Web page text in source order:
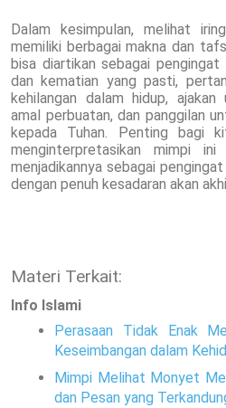
Dalam kesimpulan, melihat
memiliki berbagai makna dan
bisa diartikan sebagai
dan kematian yang pasti,
kehilangan dalam hidup,
amal perbuatan, dan panggilan
kepada Tuhan. Penting bagi
menginterpretasikan mimpi
menjadikannya sebagai
dengan penuh kesadaran akan
Materi Terkait:
Info Islami
Perasaan Tidak Enak
Keseimbangan dalam
Mimpi Melihat Monyet
dan Pesan yang